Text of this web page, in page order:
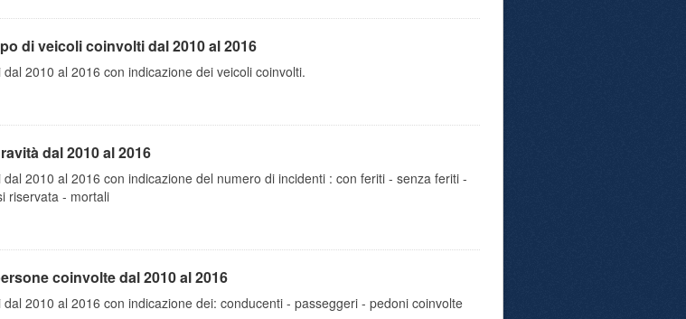
di veicoli coinvolti dal 2010 al 2016
2010 al 2016 con indicazione dei veicoli coinvolti.
dal 2010 al 2016
2010 al 2016 con indicazione del numero di incidenti : con feriti - senza feriti -
riservata - mortali
coinvolte dal 2010 al 2016
2010 al 2016 con indicazione dei: conducenti - passeggeri - pedoni coinvolte